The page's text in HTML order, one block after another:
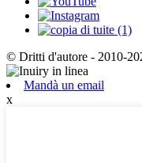
© Dritti d'autore - 2010-
Mandà un email
x